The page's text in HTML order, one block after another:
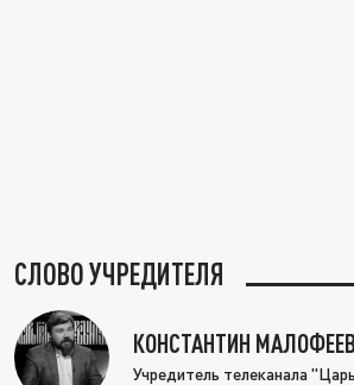
СЛОВО УЧРЕДИТЕЛЯ
КОНСТАНТИН МАЛОФЕЕВ
Учредитель телеканала